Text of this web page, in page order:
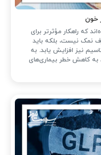
خون
که راهکار مؤثرتر برای
نمک نیست، بلکه باید
نیز افزایش یابد. به
به کاهش خطر بیماری‌های